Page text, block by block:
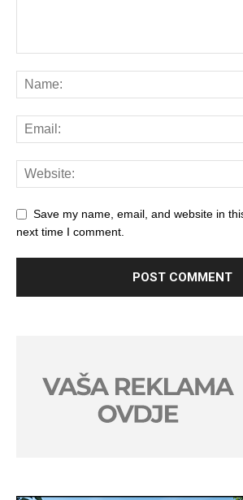
Save my name, email, and website in
next time I comment.